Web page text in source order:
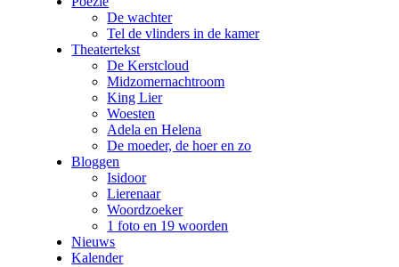
De wachter
Tel de vlinders in de kamer
Theatertekst
De Kerstcloud
Midzomernachtroom
King Lier
Woesten
Adela en Helena
De moeder, de hoer en zo
Bloggen
Isidoor
Lierenaar
Woordzoeker
1 foto en 19 woorden
Nieuws
Kalender